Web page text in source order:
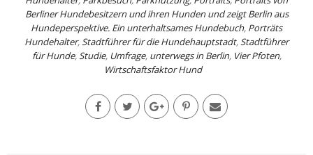
Berliner Hundebesitzern und ihren Hunden und zeigt Berlin aus
Hundeperspektive. Ein unterhaltsames Hundebuch, Porträts
Hundehalter,Stadtführer für die Hundehauptstadt,Stadtführer
für Hunde,Studie, Umfrage, unterwegs in Berlin, Vier Pfoten,
Wirtschaftsfaktor Hund